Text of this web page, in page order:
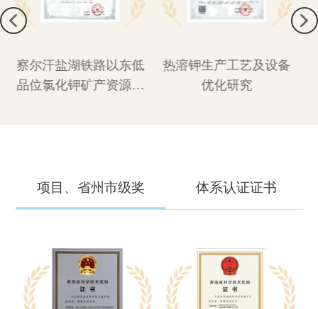
溶系统处理量，提升生产效率及设备利用率，达到产
品品质及回收率提高的目的，同时还大幅度降低了成
资源的利用率，提升了我国钾肥工业技术水平，为我
国盐湖钾产业持续发展奠定了技术基础，对于盐湖其
热溶钾生产工艺及设备
优化研究
提高光卤石浮选钾与细
盐分离效果的工艺技术
项目、省州市级奖 体系认证证书